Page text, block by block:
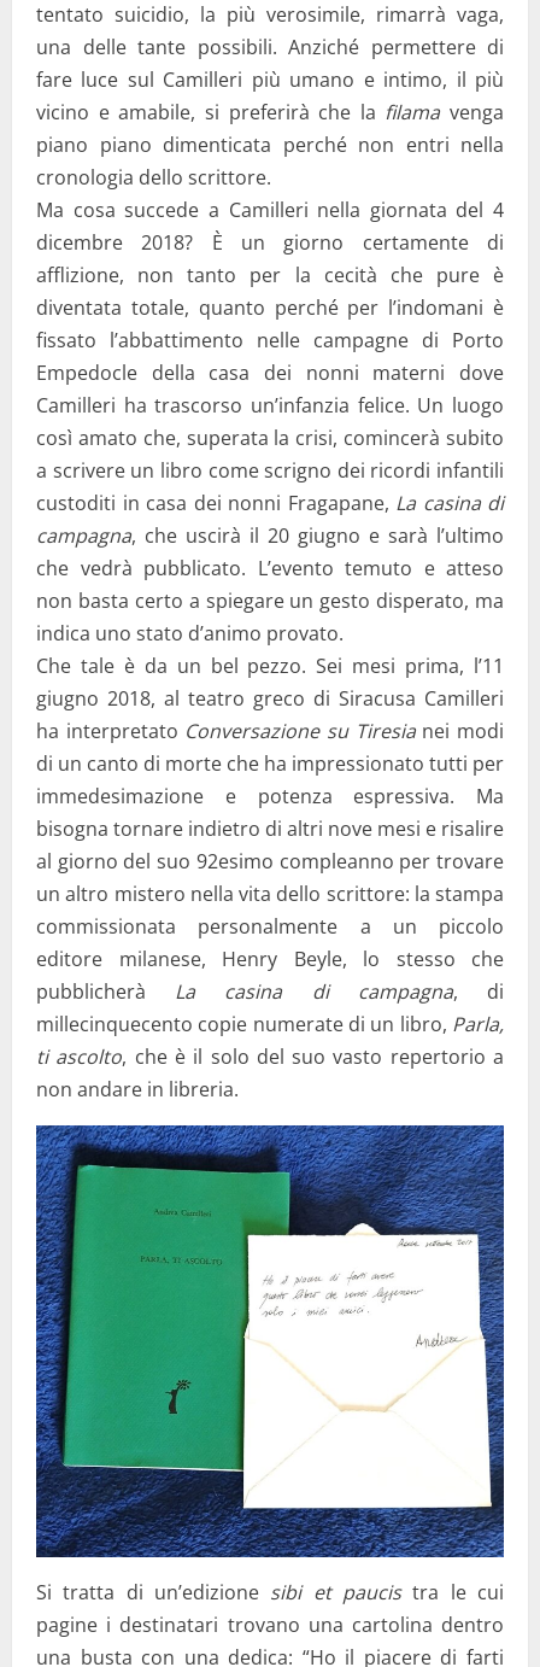
tentato suicidio, la più verosimile, rimarrà vaga,
una delle tante possibili. Anziché permettere di
fare luce sul Camilleri più umano e intimo, il più
vicino e amabile, si preferirà che la filama venga
piano piano dimenticata perché non entri nella
cronologia dello scrittore.
Ma cosa succede a Camilleri nella giornata del 4
dicembre 2018? È un giorno certamente di
afflizione, non tanto per la cecità che pure è
diventata totale, quanto perché per l’indomani è
fissato l’abbattimento nelle campagne di Porto
Empedocle della casa dei nonni materni dove
Camilleri ha trascorso un’infanzia felice. Un luogo
così amato che, superata la crisi, comincerà subito
a scrivere un libro come scrigno dei ricordi infantili
custoditi in casa dei nonni Fragapane, La casina di
campagna, che uscirà il 20 giugno e sarà l’ultimo
che vedrà pubblicato. L’evento temuto e atteso
non basta certo a spiegare un gesto disperato, ma
indica uno stato d’animo provato.
Che tale è da un bel pezzo. Sei mesi prima, l’11
giugno 2018, al teatro greco di Siracusa Camilleri
ha interpretato Conversazione su Tiresianei modi
di un canto di morte che ha impressionato tutti per
immedesimazione e potenza espressiva. Ma
bisogna tornare indietro di altri nove mesi e risalire
al giorno del suo 92esimo compleanno per trovare
un altro mistero nella vita dello scrittore: la stampa
commissionata personalmente a un piccolo
editore milanese, Henry Beyle, lo stesso che
pubblicherà La casina di campagna, di
millecinquecento copie numerate di un libro, Parla,
ti ascolto, che è il solo del suo vasto repertorio a
non andare in libreria.
Si tratta di un’edizione sibi et paucistra le cui
pagine i destinatari trovano una cartolina dentro
una busta con una dedica: “Ho il piacere di farti